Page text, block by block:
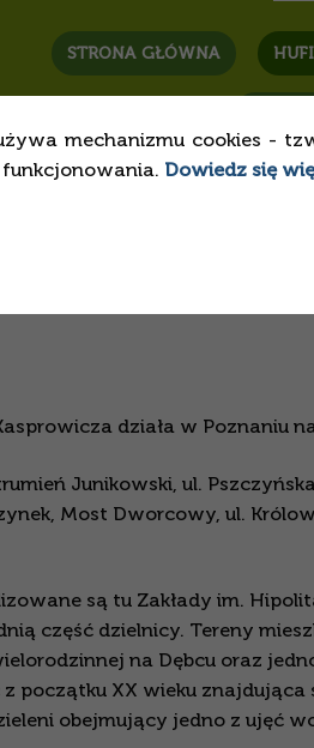
mechanizmu cookies -
funkcjonowania. Dowiedz się
STRONA GŁÓWNA
działa w Poznaniu
Junikowski, ul.
Most Dworcowy, ul.
są tu Zakłady im.
część dzielnicy. Tereny
na Dębcu oraz
początku XX wieku znajdująca
obejmujący jedno z ujęć